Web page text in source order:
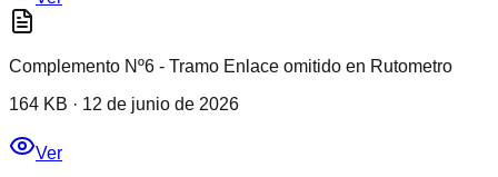
Complemento Nº6 - Tramo Enlace omitido en Rutometro
164 KB · 12 de junio de 2026
Ver